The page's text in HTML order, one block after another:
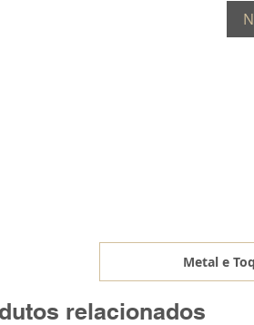
Metal e
relacionados